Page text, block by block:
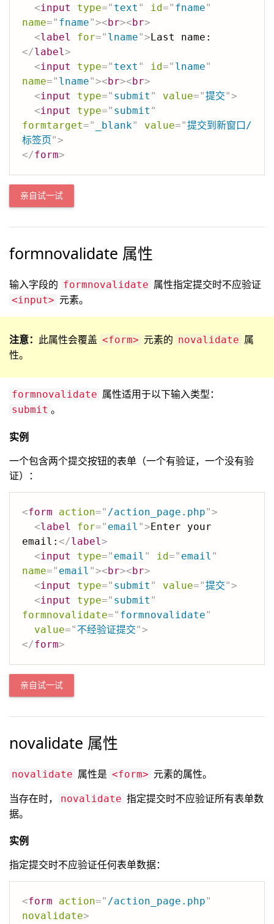
<input type=" text " id=" fname"
name=" fname"><br><br>
<label for=" lname">Last name:
</label>
<input type=" text " id=" lname"
name=" lname"><br><br>
<input type=" submit " value="提交">
<input type=" submit "
formtarget=" _blank" value="提交到新窗口/
标签页">
</form>
亲自试一试
formnovalidate 属性
输入字段的 formnovalidate 属性指定提交时不应验证
<input> 元素。
注意： 此属性会覆盖 <form> 元素的 novalidate 属
性。
formnovalidate 属性适用于以下输入类型：
submit 。
实例
一个包含两个提交按钮的表单（一个有验证，一个没有验
证）：
<form action=" /action_page.php">
<label for=" email ">Enter your
email: </label>
<input type=" email " id=" email "
name=" email "><br><br>
<input type=" submit " value="提交">
<input type=" submit "
formnovalidate=" formnovalidate"
value=" 不经验证提交">
</form>
亲自试一试
novalidate 属性
novalidate 属性是 <form> 元素的属性。
当存在时，
novalidate 指定提交时不应验证所有表单数
据。
实例
指定提交时不应验证任何表单数据：
<form action=" /action_page.php"
novalidate>